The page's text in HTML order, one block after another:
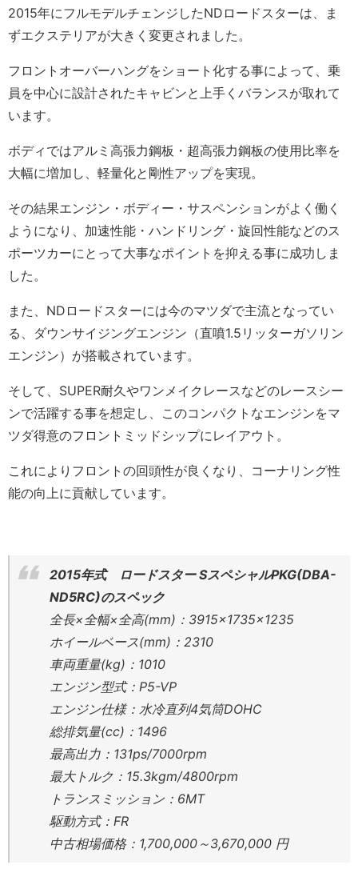
2015年にフルモデルチェンジしたNDロードスターは、ま
ずエクステリアが大きく変更されました。
フロントオーバーハングをショート化する事によって、乗
員を中心に設計されたキャビンと上手くバランスが取れて
います。
ボディではアルミ高張力鋼板・超高張力鋼板の使用比率を
大幅に増加し、軽量化と剛性アップを実現。
その結果エンジン・ボディー・サスペンションがよく働く
ようになり、加速性能・ハンドリング・旋回性能などのス
ポーツカーにとって大事なポイントを抑える事に成功しま
した。
また、NDロードスターには今のマツダで主流となってい
る、ダウンサイジングエンジン（直噴1.5リッターガソリン
エンジン）が搭載されています。
そして、SUPER耐久やワンメイクレースなどのレースシー
ンで活躍する事を想定し、このコンパクトなエンジンをマ
ツダ得意のフロントミッドシップにレイアウト。
これによりフロントの回頭性が良くなり、コーナリング性
能の向上に貢献しています。
2015年式 ロードスター SスペシャルPKG(DBA-
ND5RC)のスペック
全長×全幅×全高(mm)：3915×1735×1235
ホイールベース(mm)：2310
車両重量(kg)：1010
エンジン型式：P5-VP
エンジン仕様：水冷直列4気筒DOHC
総排気量(cc)：1496
最高出力：131ps/7000rpm
最大トルク：15.3kgm/4800rpm
トランスミッション：6MT
駆動方式：FR
中古相場価格：1,700,000～3,670,000 円